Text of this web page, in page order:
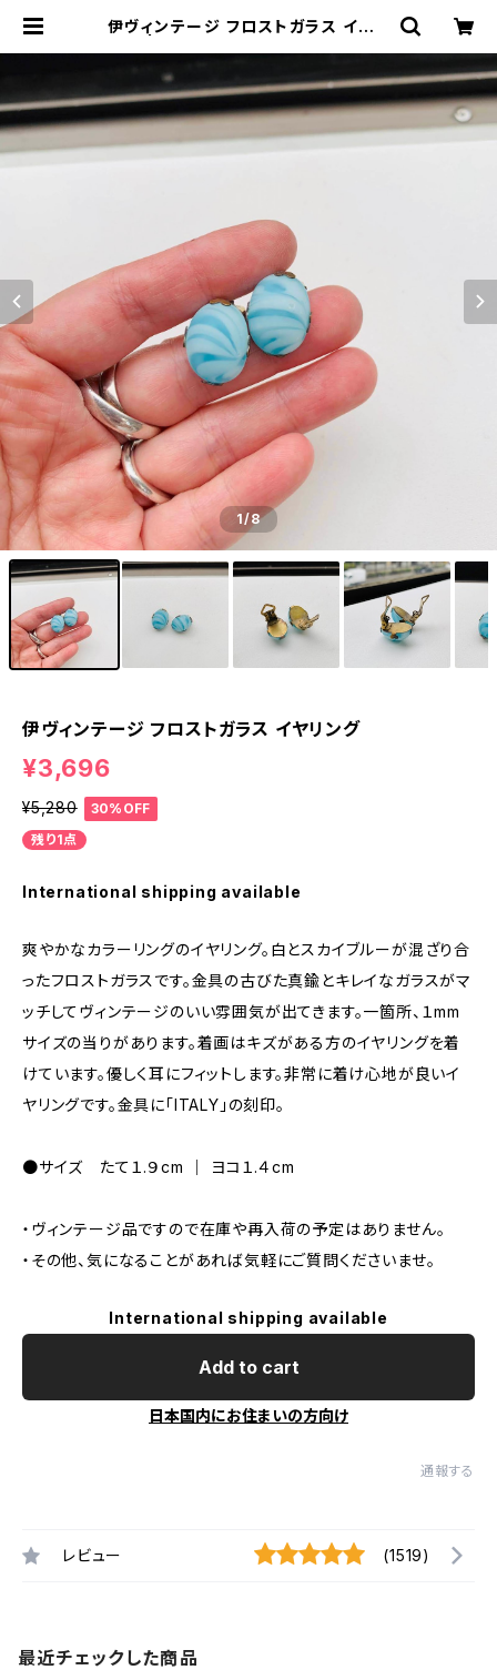
伊ヴィンテージ フロストガラス イヤリ
1/8
伊ヴィンテージ フロストガラス イヤリング
¥3,696
¥5,280
30%OFF
残り1点
International shipping available
爽やかなカラーリングのイヤリング。白とスカイブルーが混ざり合
ったフロストガラスです。金具の古びた真鍮とキレイなガラスがマ
ッチしてヴィンテージのいい雰囲気が出てきます。一箇所、１mm
サイズの当りがあります。着画はキズがある方のイヤリングを着
けています。優しく耳にフィットします。非常に着け心地が良いイ
ヤリングです。金具に「ITALY」の刻印。
●サイズ たて１.９cm ｜ ヨコ１.４cm
・ヴィンテージ品ですので在庫や再入荷の予定はありません。
・その他、気になることがあれば気軽にご質問くださいませ。
International shipping available
Add to cart
日本国内にお住まいの方向け
通報する
レビュー (1519)
最近チェックした商品